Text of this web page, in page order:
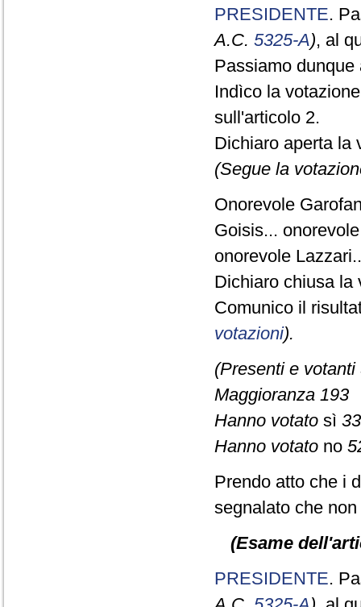
PRESIDENTE.
A.C. 5325-A), al
Passiamo dunque
Indìco la
sull'articolo 2.
Dichiaro aperta la
(Segue la
Onorevole
Goisis...
onorevole
Dichiaro chiusa la
Comunico il
votazioni).
(Presenti e votanti
Maggioranza 193
Hanno votato sì
Hanno votato no
Prendo atto che i
segnalato che
(Esame
PRESIDENTE.